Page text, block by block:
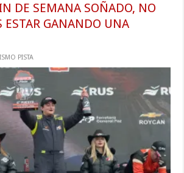
DE SEMANA SOÑADO, NO
ESTAR GANANDO UNA
PISTA